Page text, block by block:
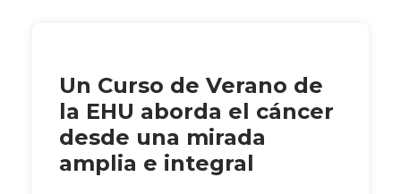
Un Curso de Verano de
la EHU aborda el cáncer
desde una mirada
amplia e integral